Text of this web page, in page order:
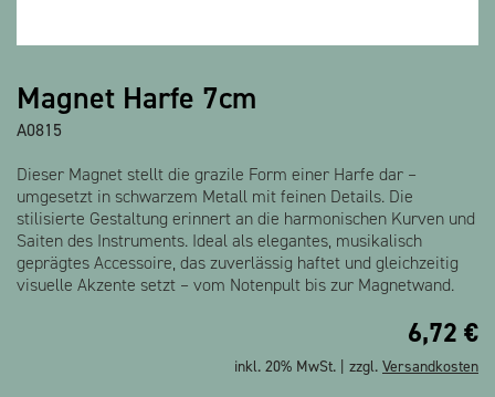
Magnet Harfe 7cm
A0815
Dieser Magnet stellt die grazile Form einer Harfe dar –
umgesetzt in schwarzem Metall mit feinen Details. Die
stilisierte Gestaltung erinnert an die harmonischen Kurven und
Saiten des Instruments. Ideal als elegantes, musikalisch
geprägtes Accessoire, das zuverlässig haftet und gleichzeitig
visuelle Akzente setzt – vom Notenpult bis zur Magnetwand.
6,72 €
inkl. 20% MwSt. | zzgl. Versandkosten